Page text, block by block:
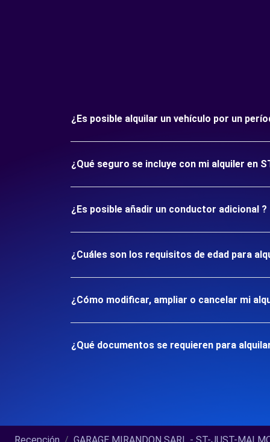
¿Es posible alquilar un vehículo por un
¿Qué seguro se incluye con mi alquiler en
¿Es posible añadir un conductor adicional ?
¿Cuáles son los requisitos de edad para
¿Cómo modificar, ampliar o cancelar mi
¿Qué documentos se requieren para